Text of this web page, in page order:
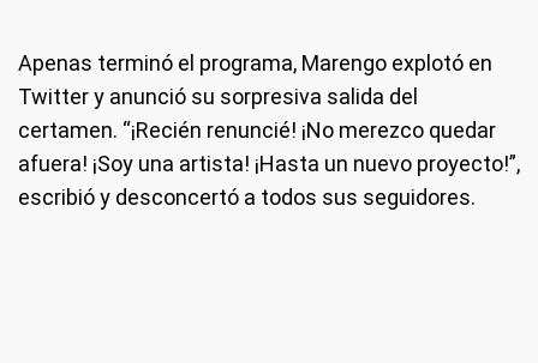
Apenas terminó el programa, Marengo explotó en
Twitter y anunció su sorpresiva salida del
certamen. “¡Recién renuncié! ¡No merezco quedar
afuera! ¡Soy una artista! ¡Hasta un nuevo proyecto!”,
escribió y desconcertó a todos sus seguidores.